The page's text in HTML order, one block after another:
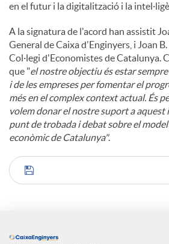
en el futur i la digitalització i la
A la signatura de l'acord han assistit
General de Caixa d'Enginyers, i Joan B.
Col·legi d'Economistes de Catalunya.
que "el nostre objectiu és estar
i de les empreses per fomentar el
més en el complex context actual. És
volem donar el nostre suport a
punt de trobada i debat sobre el
econòmic de Catalunya".
C